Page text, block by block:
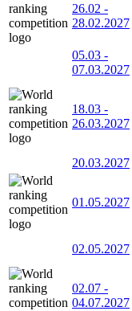
26.02 -
28.02.2027
05.03 -
07.03.2027
18.03 -
26.03.2027
20.03.2027
01.05.2027
02.05.2027
02.07 -
04.07.2027